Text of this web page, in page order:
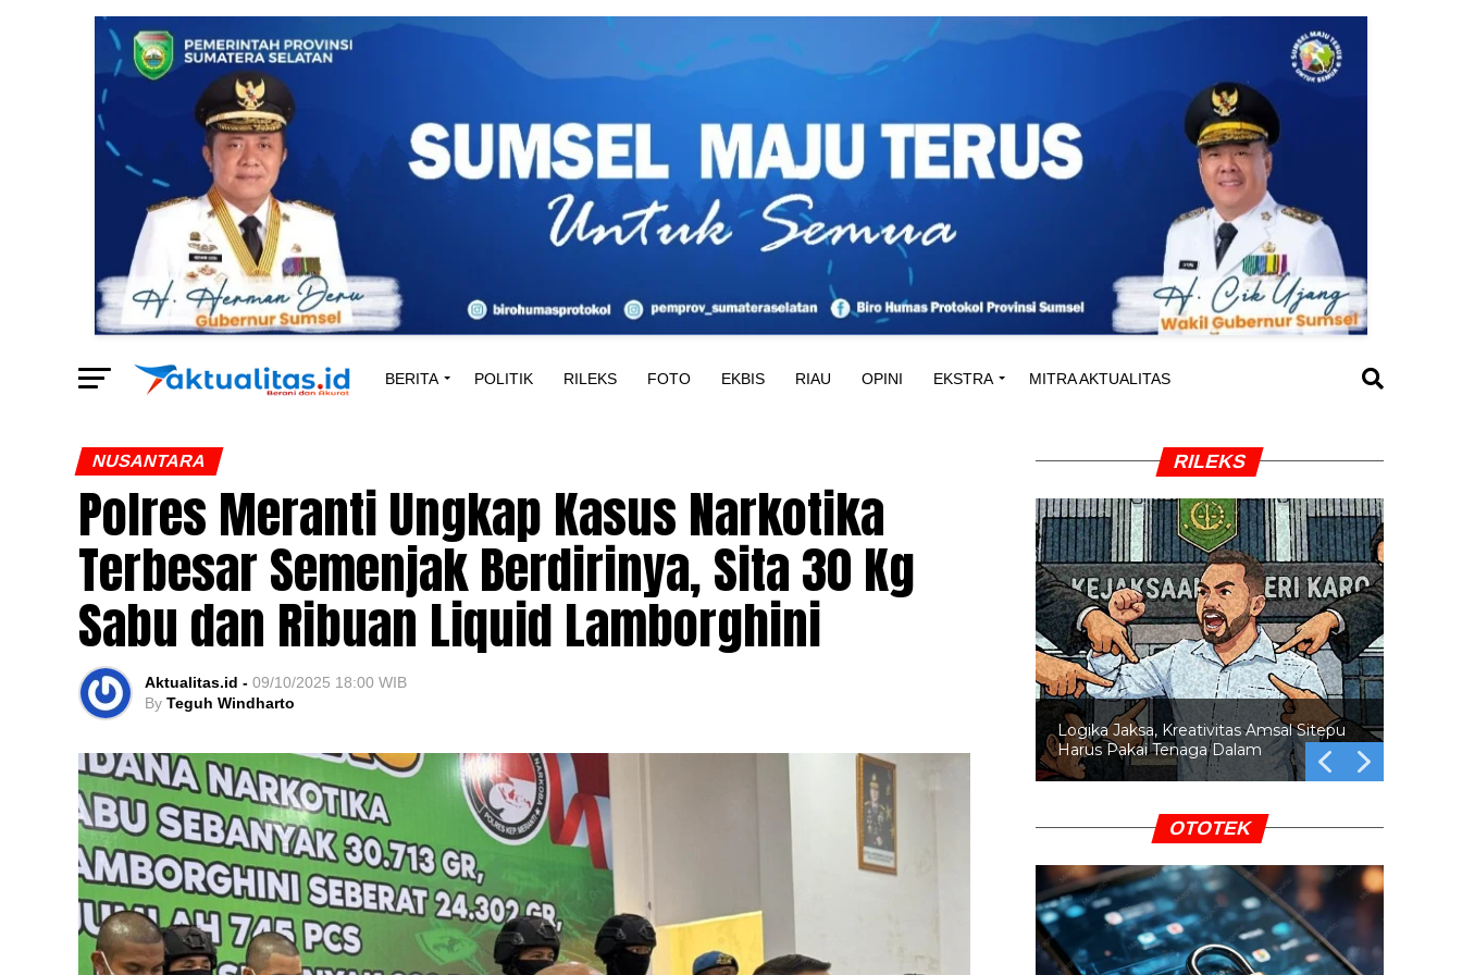
BERITA POLITIK RILEKS FOTO EKBIS RIAU OPINI EKSTRA MITRA AKTUALITAS
NUSANTARA
Polres Meranti Ungkap Kasus Narkotika
Terbesar Semenjak Berdirinya, Sita 30 Kg
Sabu dan Ribuan Liquid Lamborghini
Aktualitas.id - 09/10/2025 18:00 WIB
By Teguh Windharto
RILEKS
Swafoto di Lokasi Bencana: Empati
atau Pamer?
OTOTEK